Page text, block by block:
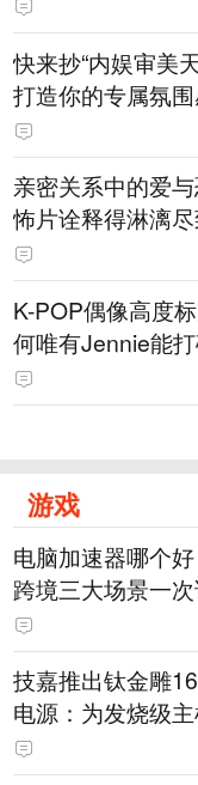
快来抄“内娱审美
打造你的专属氛
亲密关系中的爱
怖片诠释得淋漓
K-POP偶像高度
何唯有Jennie能
游戏
电脑加速器哪个好
跨境三大场景一
技嘉推出钛金雕
电源：为发烧级
打造旗舰供电方案